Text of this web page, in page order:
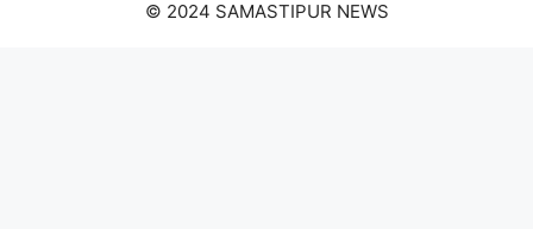
© 2024 SAMASTIPUR NEWS